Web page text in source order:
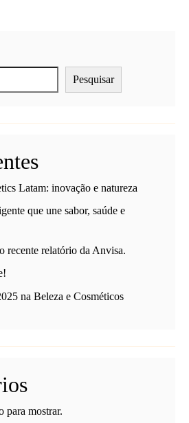
Pesquisar
Latam: inovação e natureza
que une sabor, saúde e
recente relatório da Anvisa.
na Beleza e Cosméticos
para mostrar.
suas informações de contato